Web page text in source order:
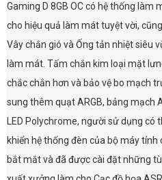
Gaming D 8GB OC có hệ thống làm
cho hiệu quả làm mát tuyệt vời,
Vây chắn gió và Ống tản nhiệt siêu
làm mát. Tấm chắn kim loại mặt
chắc chắn hơn và bảo vệ bo mạch
sung thêm quạt ARGB, bảng mạch
LED Polychrome, người sử dụng
khiển hệ thống đèn của bộ máy
bắt mắt và đã được cài đặt những